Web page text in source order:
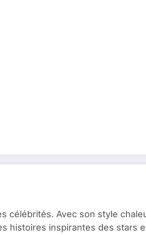
célébrités. Avec son style
histoires inspirantes des stars